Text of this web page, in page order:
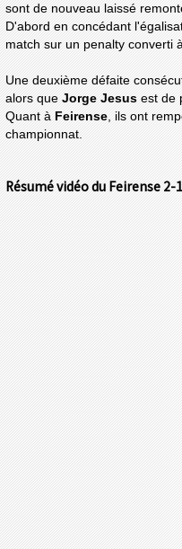
sont de nouveau laissé
D'abord en concédant
match sur un penalty converti
Une deuxième défaite
alors que Jorge Jesus est de
Quant à Feirense , ils ont
championnat.
Résumé vidéo du Feirense